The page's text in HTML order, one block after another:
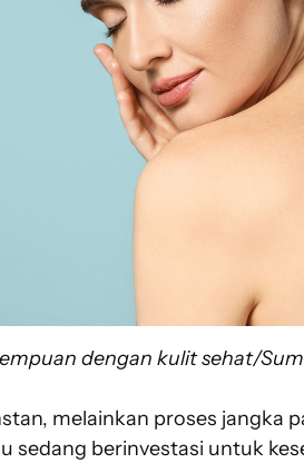
dengan kulit sehat/
melainkan proses jangka
sedang berinvestasi untuk